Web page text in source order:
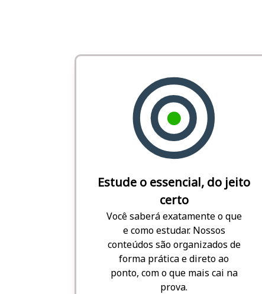
Estude o essencial, do jeito
certo
Você saberá exatamente o que
e como estudar. Nossos
conteúdos são organizados de
forma prática e direto ao
ponto, com o que mais cai na
prova.